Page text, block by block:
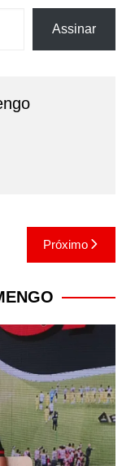
Assinar
Próximo